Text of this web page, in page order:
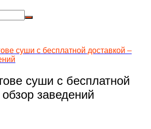
суши с бесплатной доставкой –
суши с бесплатной
заведений